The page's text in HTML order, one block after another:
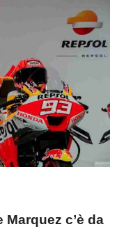
Marquez c’è da